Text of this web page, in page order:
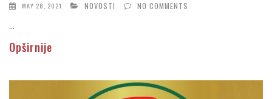
MAY 28, 2021 NOVOSTI NO COMMENTS
...
Opširnije